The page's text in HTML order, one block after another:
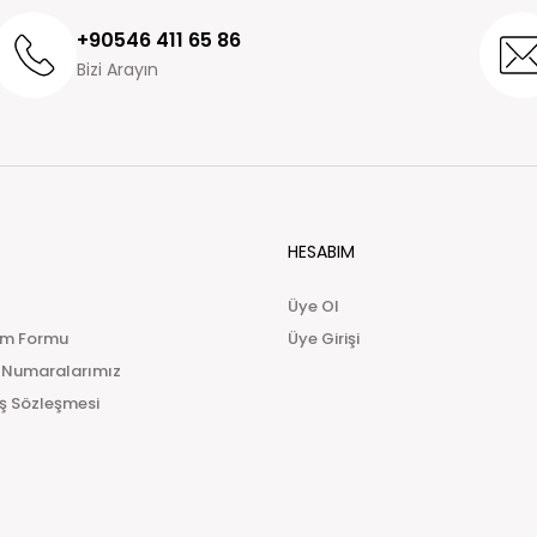
+90546 411 65 86
Bizi Arayın
Formu
Sözleşmesi
HESABIM
Üye Ol
Üye Girişi